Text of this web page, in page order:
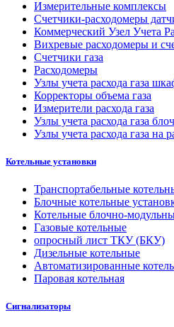
Измерительные комплексы
Счетчики-расходомеры
Коммерческий Узел Учета
Вихревые расходомеры и
Счетчики газа
Расходомеры
Узлы учета расхода газа
Корректоры объема газа
Измерители расхода газа
Узлы учета расхода газа
Узлы учета расхода газа на
Котельные установки
Транспортабельные
Блочные котельные
Котельные блочно-
Газовые котельные
опросный лист ТКУ (БКУ)
Дизельные котельные
Автоматизированные
Паровая котельная
Сигнализаторы